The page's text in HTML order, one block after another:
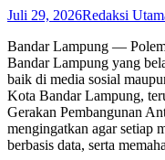
Juli 29, 2026Redaksi
Bandar Lampung —
Bandar Lampung yang
baik di media sosial
Kota Bandar Lampung,
Gerakan Pembangunan
mengingatkan agar setiap
berbasis data, serta